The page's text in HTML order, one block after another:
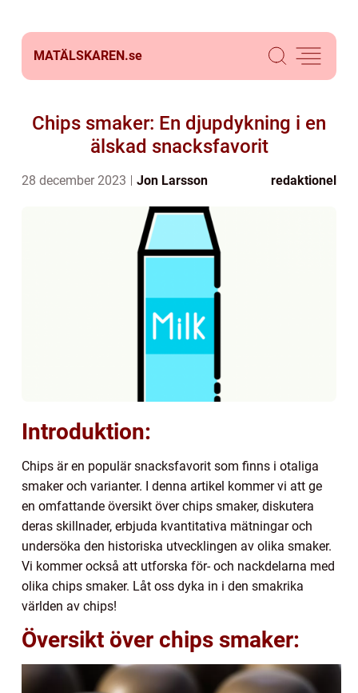
MATÄLSKAREN.se
Chips smaker: En djupdykning i en
älskad snacksfavorit
28 december 2023 Jon Larsson redaktionel
Introduktion:
Chips är en populär snacksfavorit som finns i otaliga
smaker och varianter. I denna artikel kommer vi att ge
en omfattande översikt över chips smaker, diskutera
deras skillnader, erbjuda kvantitativa mätningar och
undersöka den historiska utvecklingen av olika smaker.
Vi kommer också att utforska för- och nackdelarna med
olika chips smaker. Låt oss dyka in i den smakrika
världen av chips!
Översikt över chips smaker: